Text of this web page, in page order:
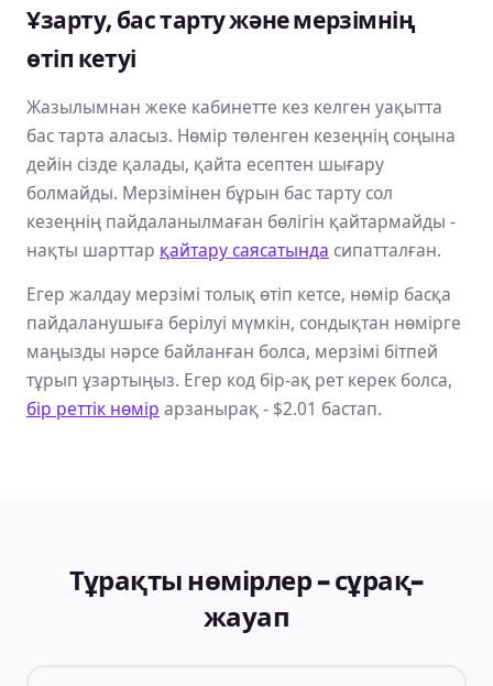
Ұзарту, бас тарту және мерзімнің
өтіп кетуі
Жазылымнан жеке кабинетте кез келген уақытта
бас тарта аласыз. Нөмір төленген кезеңнің соңына
дейін сізде қалады, қайта есептен шығару
болмайды. Мерзімінен бұрын бас тарту сол
кезеңнің пайдаланылмаған бөлігін қайтармайды -
нақты шарттар қайтару саясатында сипатталған.
Егер жалдау мерзімі толық өтіп кетсе, нөмір басқа
пайдаланушыға берілуі мүмкін, сондықтан нөмірге
маңызды нәрсе байланған болса, мерзімі бітпей
тұрып ұзартыңыз. Егер код бір-ақ рет керек болса,
бір реттік нөмір арзанырақ - $2.01 бастап.
Тұрақты нөмірлер - сұрақ-
жауап